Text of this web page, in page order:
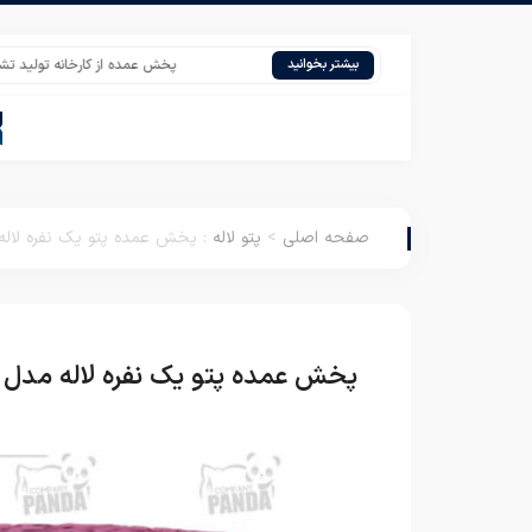
بیشتر بخوانید پخش عمده از کارخانه تولید تشک
صفحه اصلی > پتو لاله : پخش عمده پتو یک نفره
پخش عمده پتو یک نفره لاله مدل